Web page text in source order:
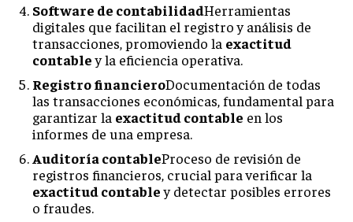
Software de contabilidadHerramientas
digitales que facilitan el registro y análisis de
transacciones, promoviendo la exactitud
contabley la eficiencia operativa.
Registro financieroDocumentación de todas
las transacciones económicas, fundamental para
garantizar la exactitud contable en los
informes de una empresa.
Auditoría contableProceso de revisión de
registros financieros, crucial para verificar la
exactitud contabley detectar posibles errores
o fraudes.